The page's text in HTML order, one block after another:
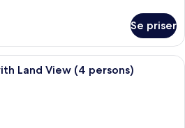
Se priser
Ett hotellrum med två sängar, en
Land View (4 persons)